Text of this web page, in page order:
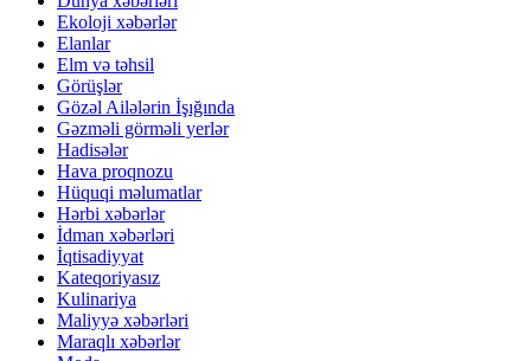
Ekoloji xəbərlər
Elanlar
Elm və təhsil
Görüşlər
Gözəl Ailələrin İşığında
Gəzməli görməli yerlər
Hadisələr
Hava proqnozu
Hüquqi məlumatlar
Hərbi xəbərlər
İdman xəbərləri
İqtisadiyyat
Kateqoriyasız
Kulinariya
Maliyyə xəbərləri
Maraqlı xəbərlər